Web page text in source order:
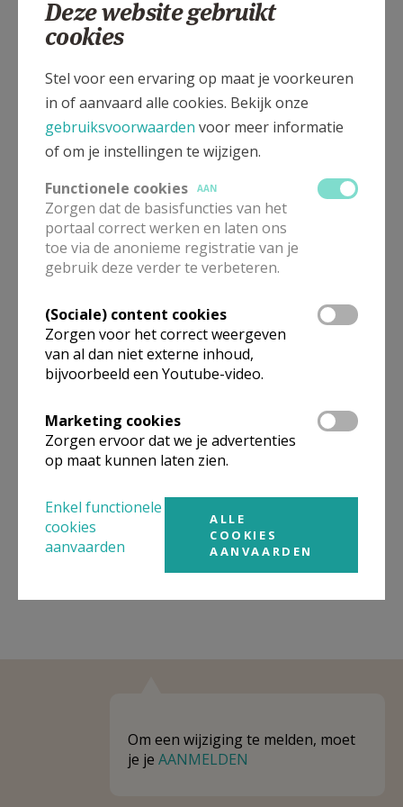
Kiezelweg 2, 3400 Landen - Wange
In deze kerk vinden geen weekendvieringen plaats. Via de
onderstaande lijst kan je het aanbod van kerken in de buurt
raadplegen.
Niet gevonden wat je zocht? Hier vind je
links naar kerken, eventueel van andere
Kerken in of nabij
Landen - Wange
Om een wijziging te melden, moet
je je AANMELDEN
Deze website gebruikt
cookies
Stel voor een ervaring op maat je voorkeuren
in of aanvaard alle cookies. Bekijk onze
gebruiksvoorwaarden voor meer informatie
of om je instellingen te wijzigen.
Functionele cookies
AAN
Zorgen dat de basisfuncties van het
portaal correct werken en laten ons
toe via de anonieme registratie van je
gebruik deze verder te verbeteren.
(Sociale) content cookies
Zorgen voor het correct weergeven
van al dan niet externe inhoud,
bijvoorbeeld een Youtube-video.
Marketing cookies
Zorgen ervoor dat we je advertenties
op maat kunnen laten zien.
Enkel functionele
cookies
aanvaarden
ALLE
COOKIES
AANVAARDEN